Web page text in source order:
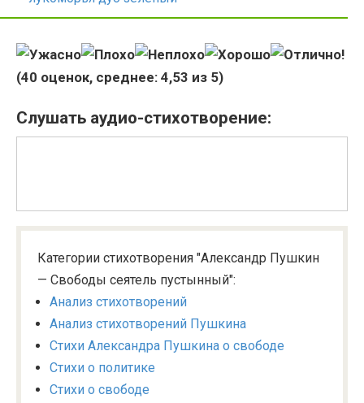
(40 оценок, среднее: 4,53 из 5)
Слушать аудио-стихотворение:
Категории стихотворения "Александр Пушкин
— Свободы сеятель пустынный":
Анализ стихотворений
Анализ стихотворений Пушкина
Стихи Александра Пушкина о свободе
Стихи о политике
Стихи о свободе